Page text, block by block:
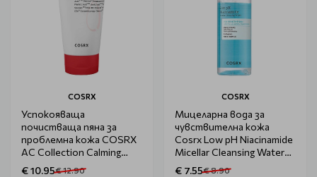
COSRX
Успокояваща
почистваща пяна за
проблемна кожа COSRX
AC Collection Calming
Foam Cleanser 150ml
€ 10.95€ 12.90
COSRX
Мицеларна вода за
чувствителна кожа
Cosrx Low pH Niacinamide
Micellar Cleansing Water
100ml
€ 7.55€ 8.90